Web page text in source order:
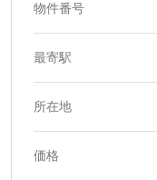
物件番号
最寄駅
所在地
価格